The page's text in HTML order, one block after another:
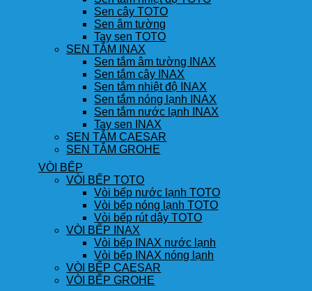
Sen cây TOTO
Sen âm tường
Tay sen TOTO
SEN TẮM INAX
Sen tắm âm tường INAX
Sen tắm cây INAX
Sen tắm nhiệt độ INAX
Sen tắm nóng lạnh INAX
Sen tắm nước lạnh INAX
Tay sen INAX
SEN TẮM CAESAR
SEN TẮM GROHE
VÒI BẾP
VÒI BẾP TOTO
Vòi bếp nước lạnh TOTO
Vòi bếp nóng lạnh TOTO
Vòi bếp rút dây TOTO
VÒI BẾP INAX
Vòi bếp INAX nước lạnh
Vòi bếp INAX nóng lạnh
VÒI BẾP CAESAR
VÒI BẾP GROHE